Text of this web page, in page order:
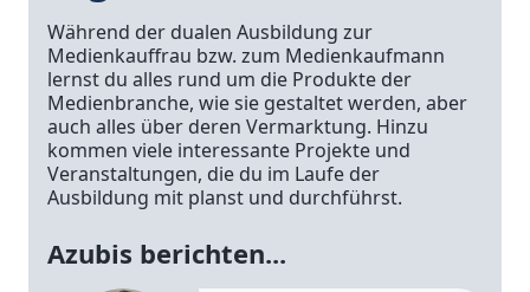
Während der dualen Ausbildung zur
Medienkauffrau bzw. zum Medienkaufmann
lernst du alles rund um die Produkte der
Medienbranche, wie sie gestaltet werden, aber
auch alles über deren Vermarktung. Hinzu
kommen viele interessante Projekte und
Veranstaltungen, die du im Laufe der
Ausbildung mit planst und durchführst.
Azubis berichten...